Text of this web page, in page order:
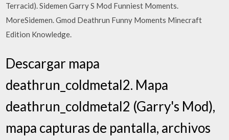
Terracid). Sidemen Garry S Mod Funniest Moments.
MoreSidemen. Gmod Deathrun Funny Moments Minecraft
Edition Knowledge.
Descargar mapa
deathrun_coldmetal2. Mapa
deathrun_coldmetal2 (Garry's Mod),
mapa capturas de pantalla, archivos